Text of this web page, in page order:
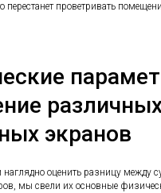
перестанет проветривать
экранов
оценить разницу между
мы свели их основные